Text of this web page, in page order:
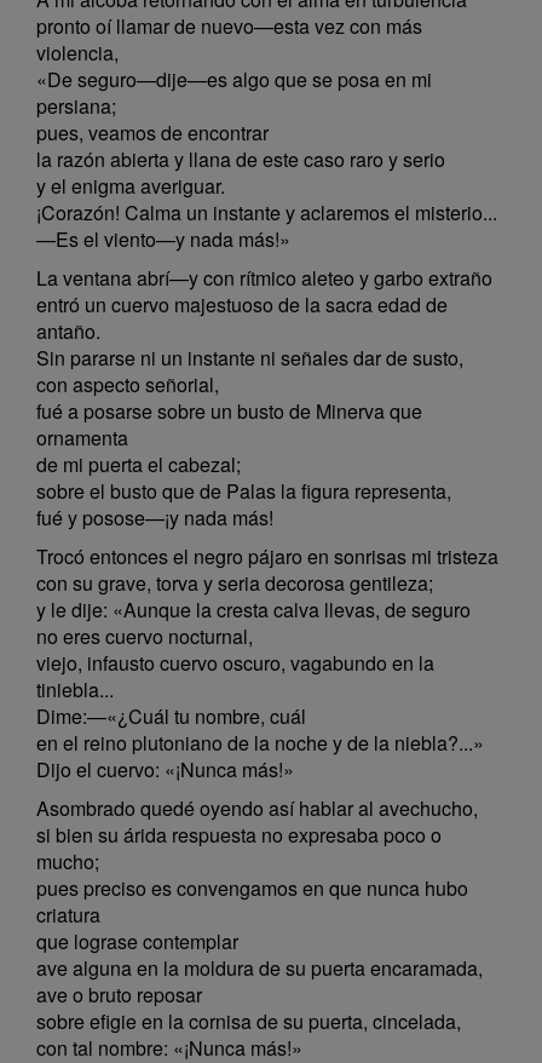
pronto oí llamar de nuevo—esta vez con más
violencia,
«De seguro—dije—es algo que se posa en mi
persiana;
pues, veamos de encontrar
la razón abierta y llana de este caso raro y serio
y el enigma averiguar.
¡Corazón! Calma un instante y aclaremos el misterio...
—Es el viento—y nada más!»
La ventana abrí—y con rítmico aleteo y garbo extraño
entró un cuervo majestuoso de la sacra edad de
antaño.
Sin pararse ni un instante ni señales dar de susto,
con aspecto señorial,
fué a posarse sobre un busto de Minerva que
ornamenta
de mi puerta el cabezal;
sobre el busto que de Palas la figura representa,
fué y posose—¡y nada más!
Trocó entonces el negro pájaro en sonrisas mi tristeza
con su grave, torva y seria decorosa gentileza;
y le dije: «Aunque la cresta calva llevas, de seguro
no eres cuervo nocturnal,
viejo, infausto cuervo oscuro, vagabundo en la
tiniebla...
Dime:—«¿Cuál tu nombre, cuál
en el reino plutoniano de la noche y de la niebla?...»
Dijo el cuervo: «¡Nunca más!»
Asombrado quedé oyendo así hablar al avechucho,
si bien su árida respuesta no expresaba poco o
mucho;
pues preciso es convengamos en que nunca hubo
criatura
que lograse contemplar
ave alguna en la moldura de su puerta encaramada,
ave o bruto reposar
sobre efigie en la cornisa de su puerta, cincelada,
con tal nombre: «¡Nunca más!»